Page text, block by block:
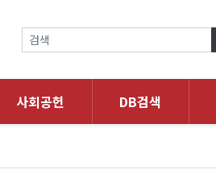
사회공헌 DB검색